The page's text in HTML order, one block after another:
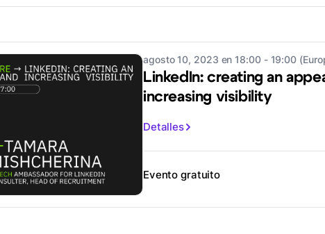
agosto 10, 2023 en 18:00 - 19:00
LinkedIn: creating an
increasing visibility
Detalles
Evento gratuito